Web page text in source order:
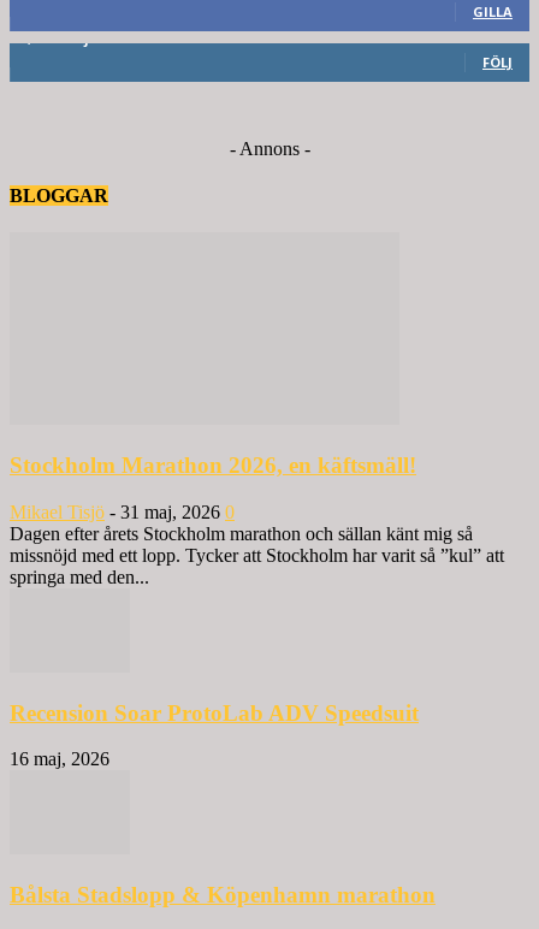
GILLA
FÖLJ
- Annons -
BLOGGAR
Stockholm Marathon 2026, en käftsmäll!
Mikael Tisjö - 31 maj, 2026 0
Dagen efter årets Stockholm marathon och sällan känt mig så
missnöjd med ett lopp. Tycker att Stockholm har varit så ”kul” att
springa med den...
Recension Soar ProtoLab ADV Speedsuit
16 maj, 2026
Bålsta Stadslopp & Köpenhamn marathon